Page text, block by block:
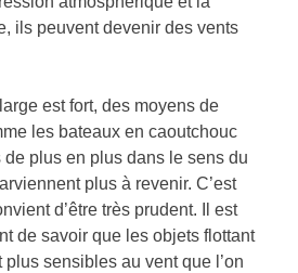
ils peuvent devenir des vents
est fort, des moyens de
les bateaux en caoutchouc
de plus en plus dans le sens du
plus à revenir. C’est
d’être très prudent. Il est
de savoir que les objets flottant
plus sensibles au vent que l’on